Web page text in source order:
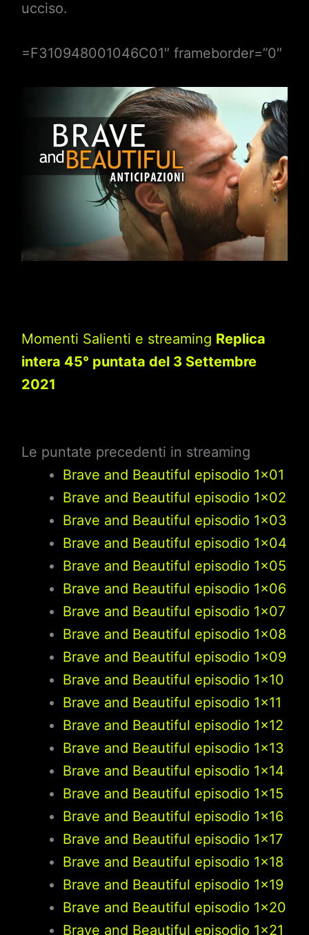
ucciso.
=F310948001046C01″ frameborder=”0″
Momenti Salienti e streaming Replica
intera 45° puntata del 3 Settembre
2021
Le puntate precedenti in streaming
Brave and Beautiful episodio 1×01
Brave and Beautiful episodio 1×02
Brave and Beautiful episodio 1×03
Brave and Beautiful episodio 1×04
Brave and Beautiful episodio 1×05
Brave and Beautiful episodio 1×06
Brave and Beautiful episodio 1×07
Brave and Beautiful episodio 1×08
Brave and Beautiful episodio 1×09
Brave and Beautiful episodio 1×10
Brave and Beautiful episodio 1×11
Brave and Beautiful episodio 1×12
Brave and Beautiful episodio 1×13
Brave and Beautiful episodio 1×14
Brave and Beautiful episodio 1×15
Brave and Beautiful episodio 1×16
Brave and Beautiful episodio 1×17
Brave and Beautiful episodio 1×18
Brave and Beautiful episodio 1×19
Brave and Beautiful episodio 1×20
Brave and Beautiful episodio 1×21